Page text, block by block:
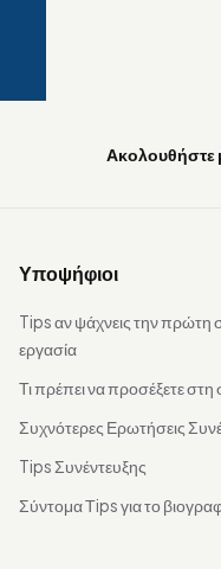
Ακολουθήστε
Υποψήφιοι
Tips αν ψάχνεις την πρώτη
εργασία
Τι πρέπει να προσέξετε στη
Συχνότερες Ερωτήσεις
Tips Συνέντευξης
Σύντομα Τips για το